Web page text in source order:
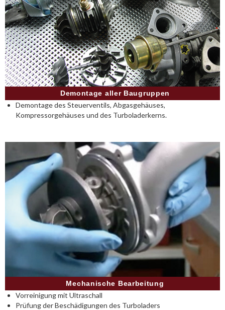
Demontage aller Baugruppen
Demontage des Steuerventils, Abgasgehäuses,
Kompressorgehäuses und des Turboladerkerns.
Mechanische Bearbeitung
Vorreinigung mit Ultraschall
Prüfung der Beschädigungen des Turboladers